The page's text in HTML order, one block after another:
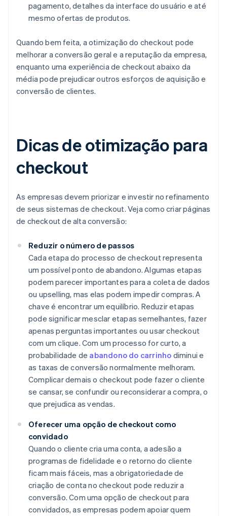
pagamento, detalhes da interface do usuário e até
mesmo ofertas de produtos.
Quando bem feita, a otimização do checkout pode
melhorar a conversão geral e a reputação da empresa,
enquanto uma experiência de checkout abaixo da
média pode prejudicar outros esforços de aquisição e
conversão de clientes.
Dicas de otimização para
checkout
As empresas devem priorizar e investir no refinamento
de seus sistemas de checkout. Veja como criar páginas
de checkout de alta conversão:
Reduzir o número de passos
Cada etapa do processo de checkout representa
um possível ponto de abandono. Algumas etapas
podem parecer importantes para a coleta de dados
ou upselling, mas elas podem impedir compras. A
chave é encontrar um equilíbrio. Reduzir etapas
pode significar mesclar etapas semelhantes, fazer
apenas perguntas importantes ou usar checkout
com um clique. Com um processo for curto, a
probabilidade de abandono do carrinho diminui e
as taxas de conversão normalmente melhoram.
Complicar demais o checkout pode fazer o cliente
se cansar, se confundir ou reconsiderar a compra, o
que prejudica as vendas.
Oferecer uma opção de checkout como
convidado
Quando o cliente cria uma conta, a adesão a
programas de fidelidade e o retorno do cliente
ficam mais fáceis, mas a obrigatoriedade de
criação de conta no checkout pode reduzir a
conversão. Com uma opção de checkout para
convidados, as empresas podem apoiar quem